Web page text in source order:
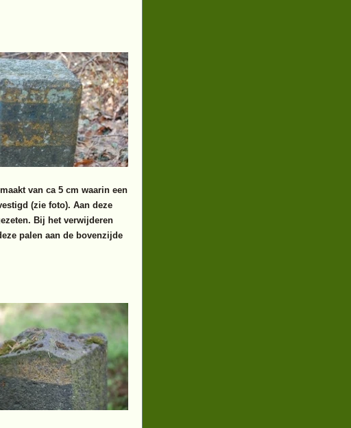
van ca 5 cm waarin een
(zie foto). Aan deze
Bij het verwijderen
palen aan de bovenzijde